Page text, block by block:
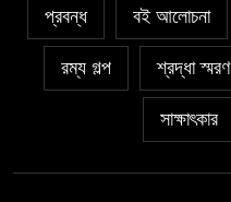
প্রবন্ধ বই আলোচনা
রম্য গল্প শ্রদ্ধা স্মরণ
সাক্ষাৎকার